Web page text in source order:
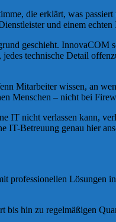
die erklärt, was passiert
und einem echten
geschieht. InnovaCOM
technische Detail
Mitarbeiter wissen, an
Menschen – nicht bei
IT nicht verlassen kann,
IT-Betreuung genau hier
professionellen Lösungen
bis hin zu regelmäßigen